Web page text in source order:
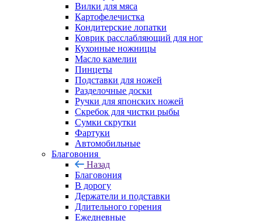
Вилки для мяса
Картофелечистка
Кондитерские лопатки
Коврик расслабляющий для ног
Кухонные ножницы
Масло камелии
Пинцеты
Подставки для ножей
Разделочные доски
Ручки для японских ножей
Скребок для чистки рыбы
Сумки скрутки
Фартуки
Автомобильные
Благовония
Назад
Благовония
В дорогу
Держатели и подставки
Длительного горения
Ежедневные